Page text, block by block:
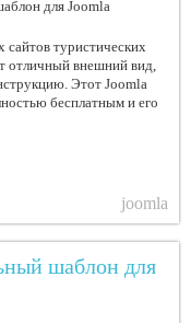
сайтов туристических
отличный внешний вид,
Этот Joomla
бесплатным и его
joomla
шаблон для